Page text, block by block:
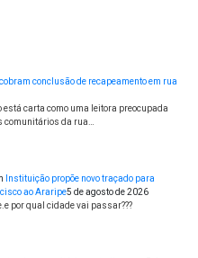
conclusão de recapeamento em rua
carta como uma leitora preocupada
comunitários da rua…
Instituição propõe novo traçado para
ao Araripe5 de agosto de 2026
por qual cidade vai passar???